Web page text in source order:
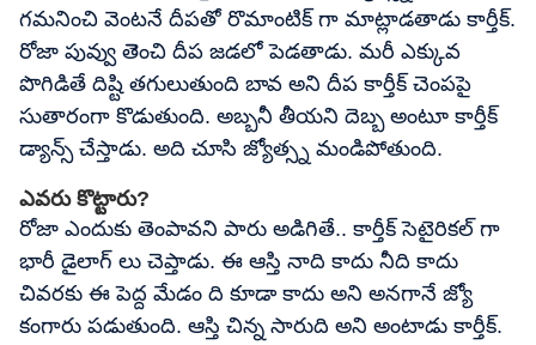
గమనించి వెంటనే దీపతో రొమాంటిక్ గా మాట్లాడతాడు కార్తీక్.
రోజా పువ్వు తెెంచి దీప జడలో పెడతాడు. మరీ ఎక్కువ
పొగిడితే దిష్టి తగులుతుంది బావ అని దీప కార్తీక్ చెంపపై
సుతారంగా కొడుతుంది. అబ్బనీ తీయని దెబ్బ అంటూ కార్తీక్
డ్యాన్స్ చేస్తాడు. అది చూసి జ్యోత్స్న మండిపోతుంది.
ఎవరు కొట్టారు?
రోజా ఎందుకు తెంపావని పారు అడిగితే.. కార్తీక్ సెటైరికల్ గా
భారీ డైలాగ్ లు చెప్తాడు. ఈ ఆస్తి నాది కాదు నీది కాదు
చివరకు ఈ పెద్ద మేడం ది కూడా కాదు అని అనగానే జ్యో
కంగారు పడుతుంది. ఆస్తి చిన్న సారుది అని అంటాడు కార్తీక్.